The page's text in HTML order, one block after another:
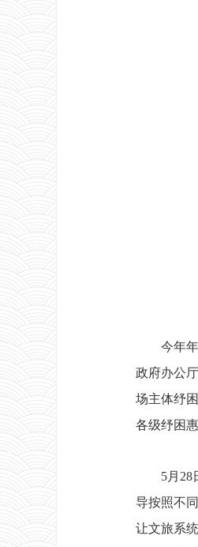
今年年初
政府办公
场主体纾
各级纾困
5月28日
导按照不
让文旅系